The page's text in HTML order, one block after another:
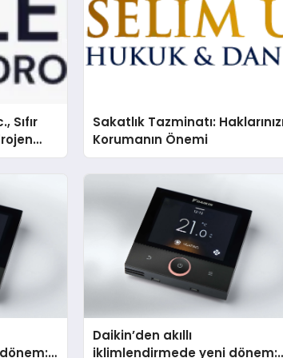
Sıfır
ve
Sakatlık Tazminatı:
Korumanın Önemi
Daikin’den akıllı
iklimlendirmede yeni dönem: